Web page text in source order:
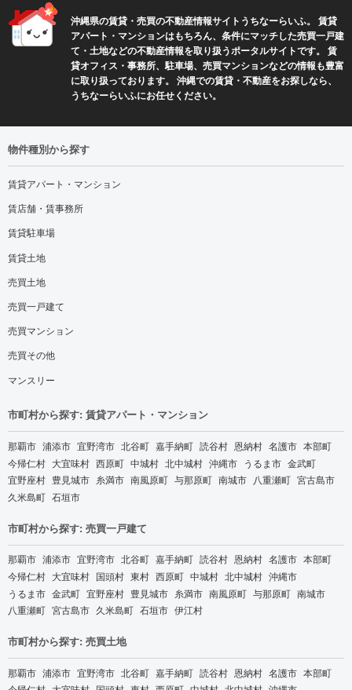
沖縄県の賃貸・売買の不動産情報サイトうちなーらいふ。 賃貸
アパート・マンションはもちろん、条件にマッチした売買一戸建
て・土地などの不動産情報を取り扱うポータルサイトです。 賃
貸オフィス・事務所、駐車場、売買マンションなどの情報も豊富
に取り扱っております。 沖縄での賃貸・不動産をお探しなら、
うちなーらいふにお任せください。
物件種別から探す
賃貸アパート・マンション
賃店舗・賃事務所
賃貸駐車場
賃貸土地
売買土地
売買一戸建て
売買マンション
売買その他
マンスリー
市町村から探す: 賃貸アパート・マンション
那覇市 浦添市 宜野湾市 北谷町 嘉手納町 読谷村 恩納村 名護市 本部町
今帰仁村 大宜味村 西原町 中城村 北中城村 沖縄市 うるま市 金武町
宜野座村 豊見城市 糸満市 南風原町 与那原町 南城市 八重瀬町 宮古島市
久米島町 石垣市
市町村から探す: 売買一戸建て
那覇市 浦添市 宜野湾市 北谷町 嘉手納町 読谷村 恩納村 名護市 本部町
今帰仁村 大宜味村 国頭村 東村 西原町 中城村 北中城村 沖縄市
うるま市 金武町 宜野座村 豊見城市 糸満市 南風原町 与那原町 南城市
八重瀬町 宮古島市 久米島町 石垣市 伊江村
市町村から探す: 売買土地
那覇市 浦添市 宜野湾市 北谷町 嘉手納町 読谷村 恩納村 名護市 本部町